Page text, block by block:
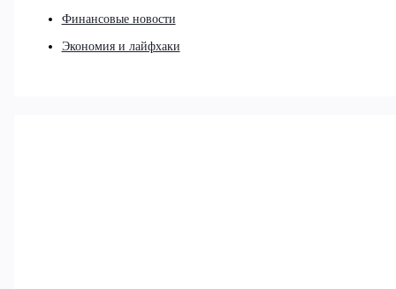
Финансовые новости
Экономия и лайфхаки